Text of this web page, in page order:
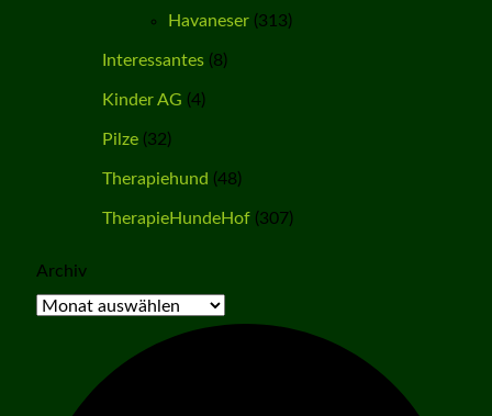
Havaneser(313)
Interessantes(8)
Kinder AG (4)
Pilze(32)
Therapiehund (48)
TherapieHundeHof(307)
Archiv